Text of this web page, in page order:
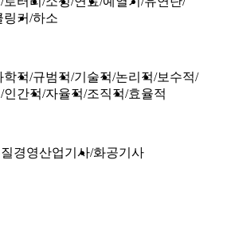
링커 하소
학적 규범적 기술적 논리적 보수적
인간적 자율적 조직적 효율적
경영산업기사 화공기사